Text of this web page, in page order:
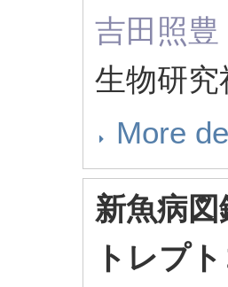
吉田照豊
生物研
More
新魚病
トレプ